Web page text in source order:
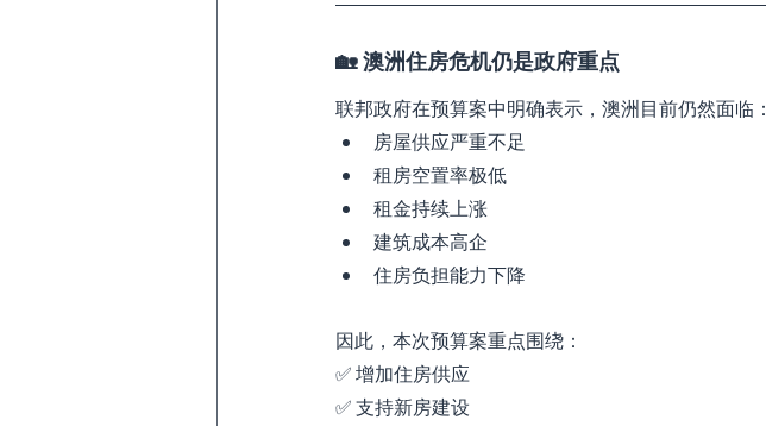
🏡 澳洲住房危机仍是政府重点
联邦政府在预算案中明确表示，澳洲目前仍然面临：
房屋供应严重不足
租房空置率极低
租金持续上涨
建筑成本高企
住房负担能力下降
因此，本次预算案重点围绕：
✅ 增加住房供应
✅ 支持新房建设